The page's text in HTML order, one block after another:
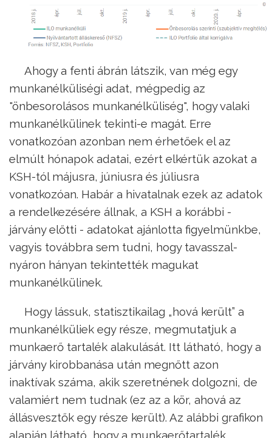
Ahogy a fenti ábrán látszik, van még egy
munkanélküliségi adat, mégpedig az
"önbesorolásos munkanélküliség", hogy valaki
munkanélkülinek tekinti-e magát. Erre
vonatkozóan azonban nem érhetőek el az
elmúlt hónapok adatai, ezért elkértük azokat a
KSH-tól májusra, júniusra és júliusra
vonatkozóan. Habár a hivatalnak ezek az adatok
a rendelkezésére állnak, a KSH a korábbi -
járvány előtti - adatokat ajánlotta figyelmünkbe,
vagyis továbbra sem tudni, hogy tavasszal-
nyáron hányan tekintették magukat
munkanélkülinek.
Hogy lássuk, statisztikailag „hová került” a
munkanélküliek egy része, megmutatjuk a
munkaerő tartalék alakulását. Itt látható, hogy a
járvány kirobbanása után megnőtt azon
inaktívak száma, akik szeretnének dolgozni, de
valamiért nem tudnak (ez az a kör, ahová az
állásvesztők egy része került). Az alábbi grafikon
alapján látható, hogy a munkaerőtartalék